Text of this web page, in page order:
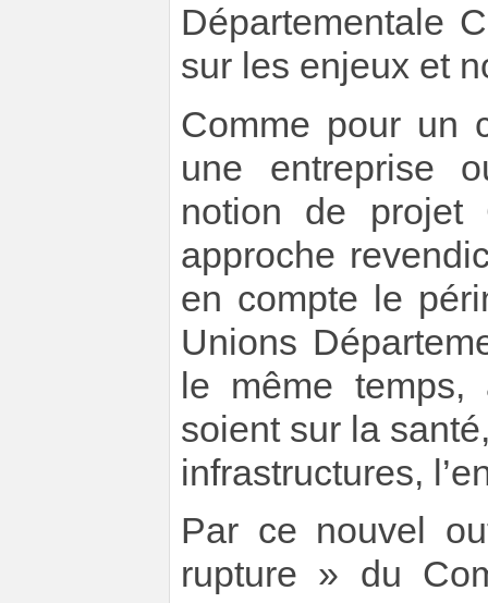
Départementale
sur les enjeux et
Comme pour un
une entreprise
notion de projet
approche
en compte le
Unions
le même temps,
soient sur la
infrastructures,
Par ce nouvel
rupture » du